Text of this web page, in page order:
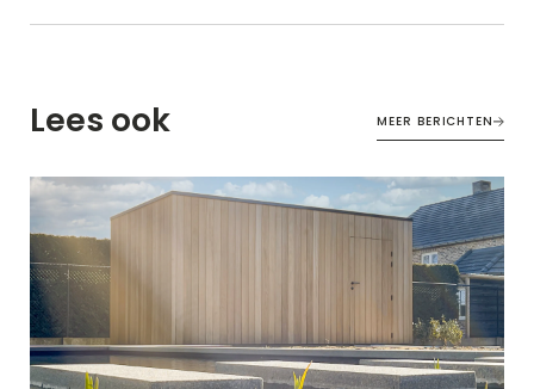
Lees ook MEER BERICHTEN